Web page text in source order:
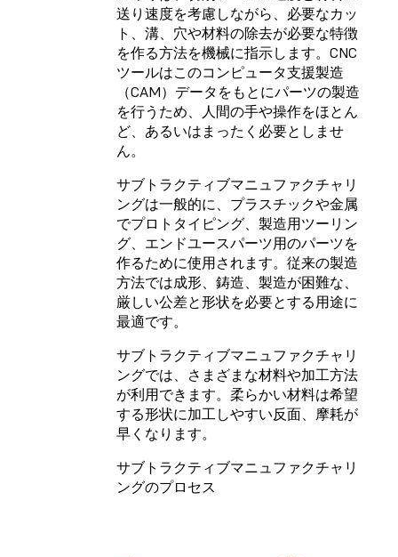
送り速度を考慮しながら、必要なカッ
ト、溝、穴や材料の除去が必要な特徴
を作る方法を機械に指示します。CNC
ツールはこのコンピュータ支援製造
（CAM）データをもとにパーツの製造
を行うため、人間の手や操作をほとん
ど、あるいはまったく必要としませ
ん。
サブトラクティブマニュファクチャリ
ングは一般的に、プラスチックや金属
でプロトタイピング、製造用ツーリン
グ、エンドユースパーツ用のパーツを
作るために使用されます。従来の製造
方法では成形、鋳造、製造が困難な、
厳しい公差と形状を必要とする用途に
最適です。
サブトラクティブマニュファクチャリ
ングでは、さまざまな材料や加工方法
が利用できます。柔らかい材料は希望
する形状に加工しやすい反面、摩耗が
早くなります。
サブトラクティブマニュファクチャリ
ングのプロセス